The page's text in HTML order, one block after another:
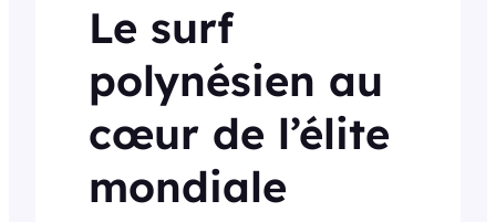
Le surf
polynésien au
cœur de l’élite
mondiale